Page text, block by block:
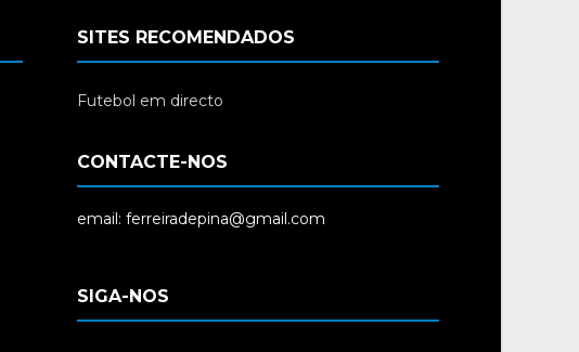
SITES RECOMENDADOS
Futebol em directo
CONTACTE-NOS
email: ferreiradepina@gmail.com
SIGA-NOS